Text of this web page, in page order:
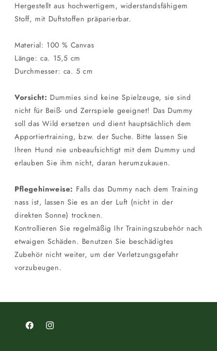
Hergestellt aus hochwertigem, widerstandsfähigem
Stoff, mit Duftstoffen präparierbar.
Material: 100 % Canvas
Länge: ca. 15,5 cm
Durchmesser: ca. 5 cm
Vorsicht: Dummies sind keine Spielzeuge, sie sind
nicht für Beiß- und Zerrspiele geeignet! Das Dummy
soll das Wild ersetzen und dient hauptsächlich dem
Apportiertraining, bzw. der Suche. Bitte lassen Sie
Ihren Hund nie unbeaufsichtigt mit dem Dummy und
erlauben Sie ihm nicht, daran herumzukauen.
Pflegehinweise: Falls das Dummy nach dem Training
nass ist, lassen Sie es an der Luft (nicht in der
direkten Sonne) trocknen.
Kontrollieren Sie regelmäßig Ihr Trainingszubehör nach
etwaigen Schäden. Benutzen Sie beschädigtes
Zubehör nicht weiter, um der Verletzungsgefahr
vorzubeugen.
FacebookInstagram